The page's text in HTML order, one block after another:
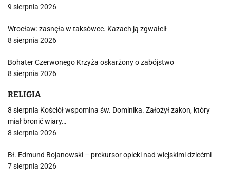
9 sierpnia 2026
Wrocław: zasnęła w taksówce. Kazach ją zgwałcił
8 sierpnia 2026
Bohater Czerwonego Krzyża oskarżony o zabójstwo
8 sierpnia 2026
RELIGIA
8 sierpnia Kościół wspomina św. Dominika. Założył zakon, który
miał bronić wiary…
8 sierpnia 2026
Bł. Edmund Bojanowski – prekursor opieki nad wiejskimi dziećmi
7 sierpnia 2026